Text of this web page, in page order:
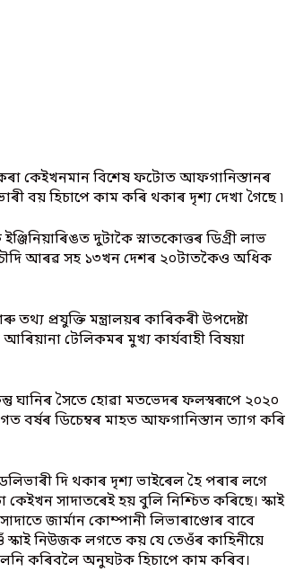
কৰা কেইখনমান বিশেষ ফটোত আফগানিস্তানৰ
বয় হিচাপে কাম কৰি থকাৰ দৃশ্য দেখা গৈছে ৷
দুটাকৈ স্নাতকোত্তৰ ডিগ্ৰী লাভ
চৌদি আৰৱ সহ ১৩খন দেশৰ ২০টাতকৈও অধিক
প্ৰযুক্তি মন্ত্ৰালয়ৰ কাৰিকৰী উপদেষ্টা
টেলিকমৰ মুখ্য কাৰ্যবাহী বিষয়া
ঘানিৰ সৈতে হোৱা মতভেদৰ ফলস্বৰূপে ২০২০
বৰ্ষৰ ডিচেম্বৰ মাহত আফগানিস্তান ত্যাগ কৰি
ডেলিভাৰী দি থকাৰ দৃশ্য ভাইৰেল হৈ পৰাৰ লগে
সাদাতৰেই হয় বুলি নিশ্চিত কৰিছে। স্কাই
জাৰ্মান কোম্পানী লিভাৰাণ্ডোৰ বাবে
স্কাই নিউজক লগতে কয় যে তেওঁৰ কাহিনীয়ে
কৰিবলৈ অনুঘটক হিচাপে কাম কৰিব।